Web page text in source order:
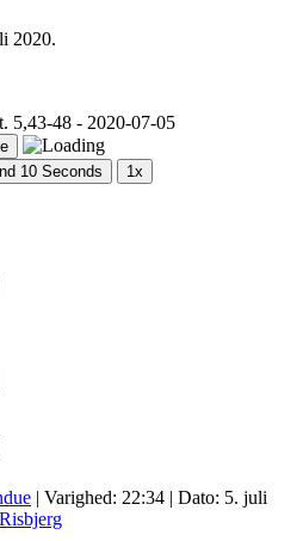
2020.
5,43-48 - 2020-07-05
10 Seconds
1x
| Varighed: 22:34 | Dato: 5. juli